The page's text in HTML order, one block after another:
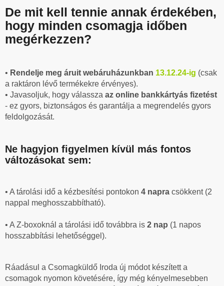
De mit kell tennie annak érdekében,
hogy minden csomagja időben
megérkezzen?
• Rendelje meg áruit webáruházunkban 13.12.24-ig (csak
a raktáron lévő termékekre érvényes).
• Javasoljuk, hogy válassza az online bankkártyás fizetést
- ez gyors, biztonságos és garantálja a megrendelés gyors
feldolgozását.
Ne hagyjon figyelmen kívül más fontos
változásokat sem:
• A tárolási idő a kézbesítési pontokon 4 napra csökkent (2
nappal meghosszabbítható).
• A Z-boxoknál a tárolási idő továbbra is 2 nap (1 napos
hosszabbítási lehetőséggel).
Ráadásul a Csomagküldő Iroda új módot készített a
csomagok nyomon követésére, így még kényelmesebben